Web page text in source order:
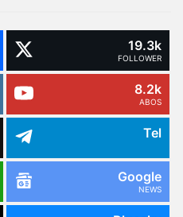
19.3k
FOLLOWER
8.2k
ABOS
Tel
Google
NEWS